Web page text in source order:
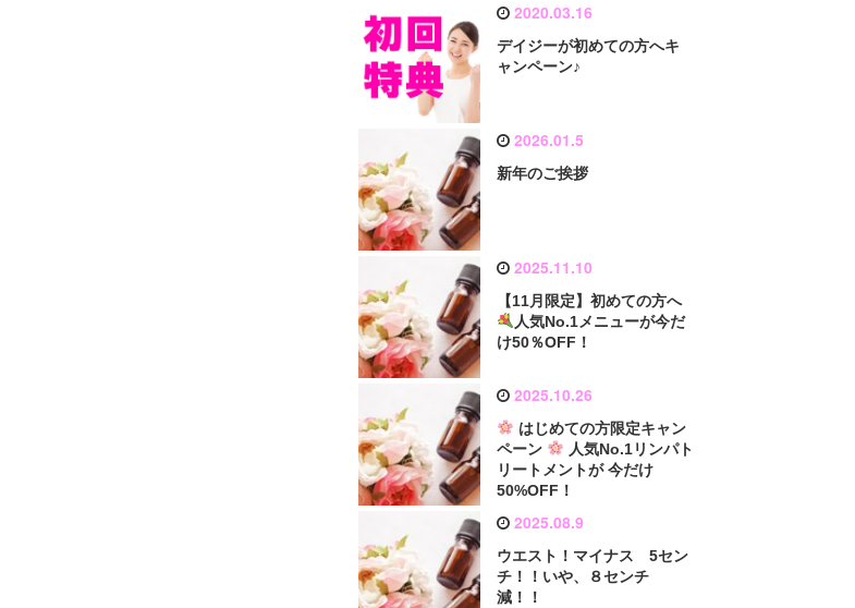
2020.03.16
デイジーが初めての方へキ
ャンペーン♪
2026.01.5
新年のご挨拶
2025.11.10
【11月限定】初めての方へ
人気No.1メニューが今だ
け50％OFF！
2025.10.26
はじめての方限定キャン
ペーン
人気No.1リンパト
リートメントが 今だけ
50%OFF！
2025.08.9
ウエスト！マイナス 5セン
チ！！いや、８センチ
減！！